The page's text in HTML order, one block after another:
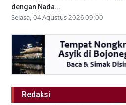
dengan Nada...
Selasa, 04 Agustus 2026 09:00
Redaksi